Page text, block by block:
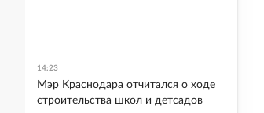
14:23
Мэр Краснодара отчитался о ходе
строительства школ и детсадов